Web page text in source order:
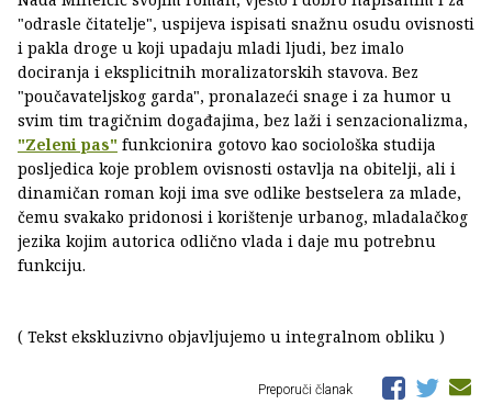
"odrasle čitatelje", uspijeva ispisati snažnu osudu ovisnosti
i pakla droge u koji upadaju mladi ljudi, bez imalo
dociranja i eksplicitnih moralizatorskih stavova. Bez
"poučavateljskog garda", pronalazeći snage i za humor u
svim tim tragičnim događajima, bez laži i senzacionalizma,
"Zeleni pas" funkcionira gotovo kao sociološka studija
posljedica koje problem ovisnosti ostavlja na obitelji, ali i
dinamičan roman koji ima sve odlike bestselera za mlade,
čemu svakako pridonosi i korištenje urbanog, mladalačkog
jezika kojim autorica odlično vlada i daje mu potrebnu
funkciju.
( Tekst ekskluzivno objavljujemo u integralnom obliku )
Preporuči članak